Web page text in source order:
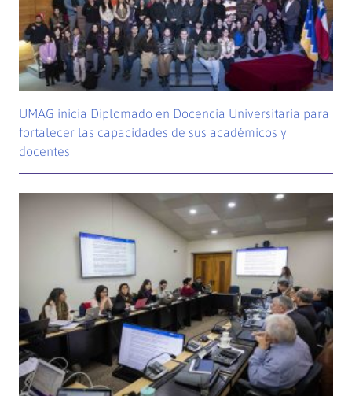
UMAG inicia Diplomado en Docencia Universitaria para
fortalecer las capacidades de sus académicos y
docentes